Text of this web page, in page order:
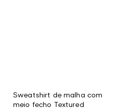
Sweatshirt de malha com
meio fecho Textured